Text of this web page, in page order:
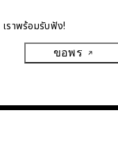
ราพร้อมรับฟัง!
ขอพร